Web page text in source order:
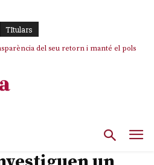
TItulars
del seu retorn i manté el pols
un “efecte crida” massiu per la seva